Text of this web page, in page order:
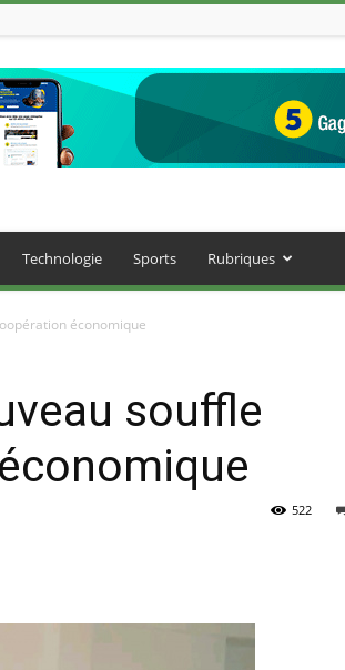
Technologie Sports Rubriques
économique
souffle
522